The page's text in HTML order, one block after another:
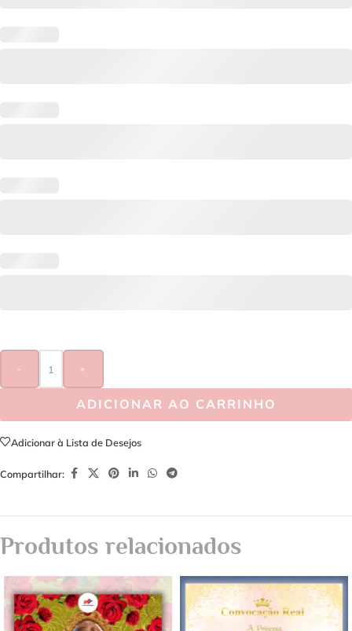
- +
ADICIONAR AO CARRINHO
Adicionar à Lista de Desejos
Compartilhar:
Produtos relacionados